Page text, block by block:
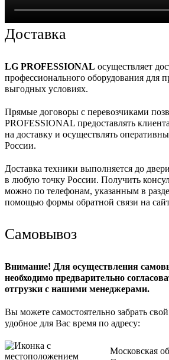
Доставка
LG PROFESSIONAL осуществляет
профессионального оборудования для
выгодных условиях.
Прямые договоры с перевозчиками
PROFESSIONAL предоставлять
на доставку и осуществлять
России.
Доставка техники выполняется до двери
в любую точку России. Получить
можно по телефонам, указанным в
помощью формы обратной связи на
Самовывоз
Внимание! Для осуществления
необходимо предварительно
отгрузки с нашими менеджерами.
Вы можете самостоятельно забрать свой
удобное для Вас время по адресу:
Московская